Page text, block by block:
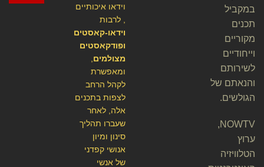
וידאו איכותיים
, לרבות
וידאו-קאסטים
ופודקאסטים
מצולמים
ומאפשרת
לקהל הרחב
לצפות בתכנים
אלה, לאחר
שעברו תהליך
סינון ומיון
אנושי קפדני
של אנשי
במקביל
תכנים
מקוריים
וייחודיים
לשירותם
והנאתם של
הגולשים.
NOWTV,
ערוץ
הטלוויזיה